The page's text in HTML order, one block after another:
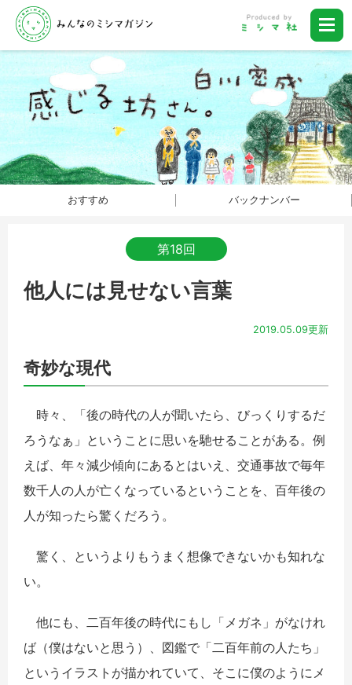
おすすめ バックナンバー
第18回
他人には見せない言葉
2019.05.09更新
奇妙な現代
時々、「後の時代の人が聞いたら、びっくりするだ
ろうなぁ」ということに思いを馳せることがある。例
えば、年々減少傾向にあるとはいえ、交通事故で毎年
数千人の人が亡くなっているということを、百年後の
人が知ったら驚くだろう。
驚く、というよりもうまく想像できないかも知れな
い。
他にも、二百年後の時代にもし「メガネ」がなけれ
ば（僕はないと思う）、図鑑で「二百年前の人たち」
というイラストが描かれていて、そこに僕のようにメ